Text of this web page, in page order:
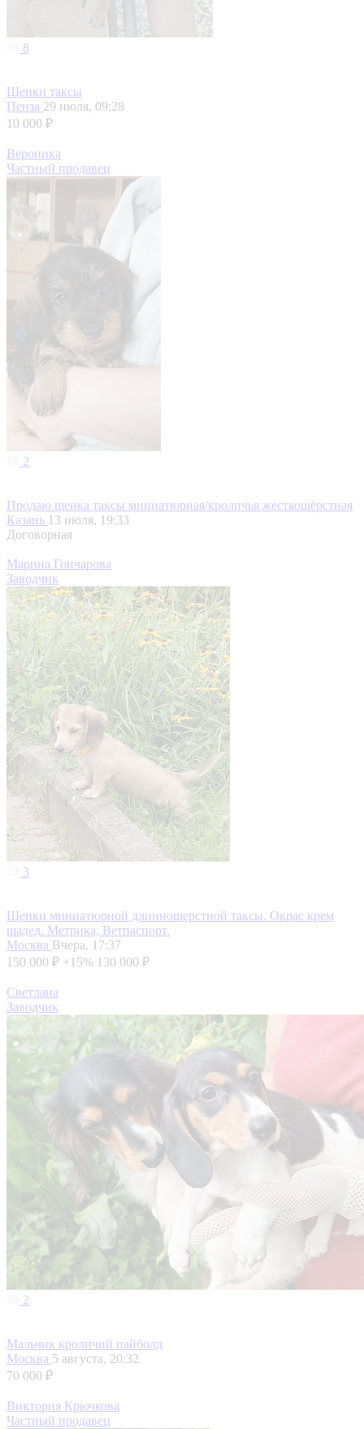
8
Щенки таксы
Пенза 29 июля, 09:28
10 000 ₽
Вероника
Частный продавец
2
Продаю щенка таксы миниатюрная/кроличья жесткошёрстная
Казань 13 июля, 19:33
Договорная
Марина Гончарова
Заводчик
3
Щенки миниатюрной длинношерстной таксы. Окрас крем
шадед. Метрика, Ветпаспорт.
Москва Вчера, 17:37
150 000 ₽ +15% 130 000 ₽
Светлана
Заводчик
2
Мальчик кроличий пайболд
Москва 5 августа, 20:32
70 000 ₽
Виктория Крючкова
Частный продавец